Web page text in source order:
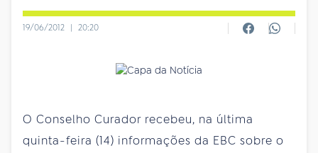
19/06/2012 | 20:20
O Conselho Curador recebeu, na última
quinta-feira (14) informações da EBC sobre o